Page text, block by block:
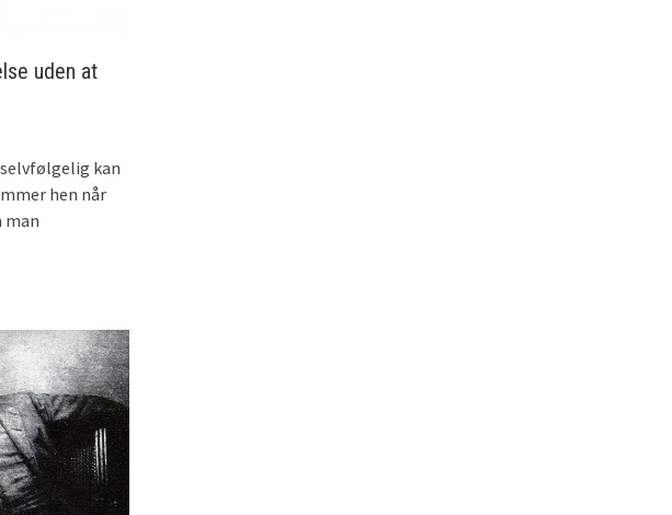
uden at
kan
hen når
man